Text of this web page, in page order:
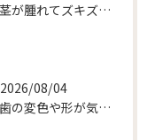
歯茎が腫れてズキズキ痛む時の応急処置と、早めに受診すべき理由
2026/08/04
前歯の変色や形が気になる…削らずにきれいに整える「ダイレクトボンディング」とは？